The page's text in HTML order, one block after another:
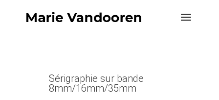
Sérigraphie sur bande
8mm/16mm/35mm